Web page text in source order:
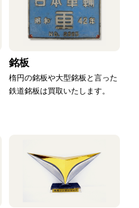
銘板
楕円の銘板や大型銘板と言った
鉄道銘板は買取いたします。